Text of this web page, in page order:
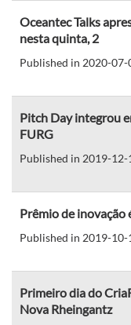
Oceantec Talks
nesta quinta, 2
Published in 2020-
Pitch Day integrou
FURG
Published in 2019-
Prêmio de inovação
Published in 2019-
Primeiro dia do
Nova Rheingantz